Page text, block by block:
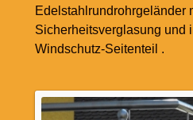
Edelstahlrundrohrgeländer
Sicherheitsverglasung und
Windschutz-Seitenteil .